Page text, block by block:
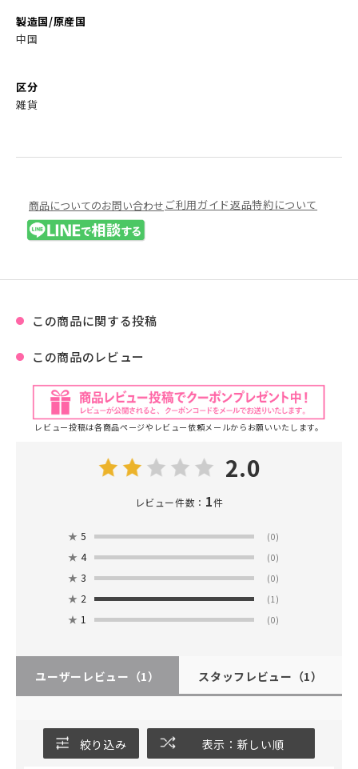
製造国/原産国
中国
区分
雑貨
商品についてのお問い合わせ ご利用ガイド返品特約について
この商品に関する投稿
この商品のレビュー
レビュー投稿は各商品ページやレビュー依頼メールからお願いいたします。
2.0
レビュー件数： 1件
★ 5 (0)
★ 4 (0)
★ 3 (0)
★ 2 (1)
★ 1 (0)
ユーザーレビュー （1） スタッフレビュー （1）
絞り込み 表示：新しい順